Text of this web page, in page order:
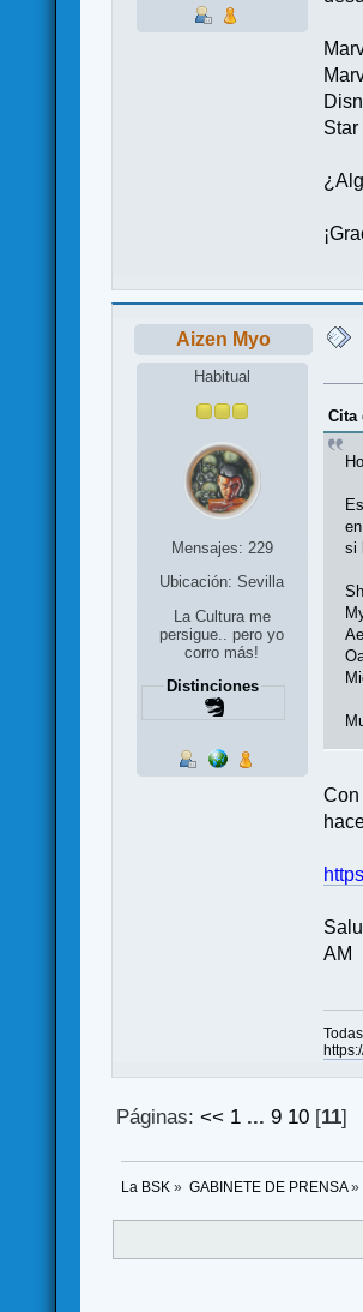
Aizen Myo
Habitual
Mensajes: 229
Ubicación: Sevilla
La Cultura me
persigue.. pero yo
corro más!
Distinciones
Cita
si
Con
AM
Páginas: << 1 ... 9 10[11]
La BSK » GABINETE DE PRENSA»